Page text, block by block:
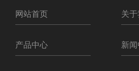
网站首页 关
产品中心 新